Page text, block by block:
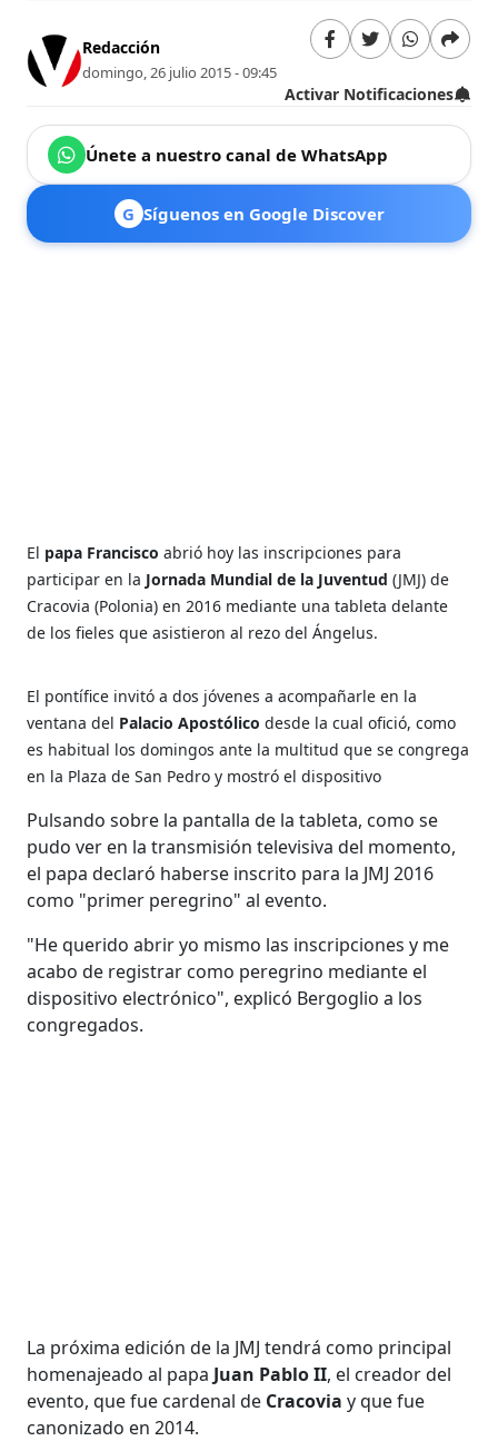
Redacción
domingo, 26 julio 2015 - 09:45
Activar Notificaciones
Únete a nuestro canal de WhatsApp
G Síguenos en Google Discover
El papa Francisco abrió hoy las inscripciones para
participar en la Jornada Mundial de la Juventud (JMJ) de
Cracovia (Polonia) en 2016 mediante una tableta delante
de los fieles que asistieron al rezo del Ángelus.
El pontífice invitó a dos jóvenes a acompañarle en la
ventana del Palacio Apostólicodesde la cual ofició, como
es habitual los domingos ante la multitud que se congrega
en la Plaza de San Pedro y mostró el dispositivo
Pulsando sobre la pantalla de la tableta, como se
pudo ver en la transmisión televisiva del momento,
el papa declaró haberse inscrito para la JMJ 2016
como "primer peregrino" al evento.
"He querido abrir yo mismo las inscripciones y me
acabo de registrar como peregrino mediante el
dispositivo electrónico", explicó Bergoglio a los
congregados.
La próxima edición de la JMJ tendrá como principal
homenajeado al papa Juan Pablo II, el creador del
evento, que fue cardenal de Cracovia y que fue
canonizado en 2014.